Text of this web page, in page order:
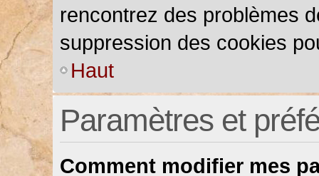
rencontrez des problèmes
suppression des cookies
Haut
Paramètres et
Comment modifier mes